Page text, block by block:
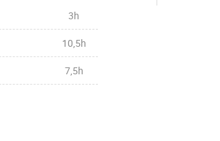
3h
10,5h
7,5h